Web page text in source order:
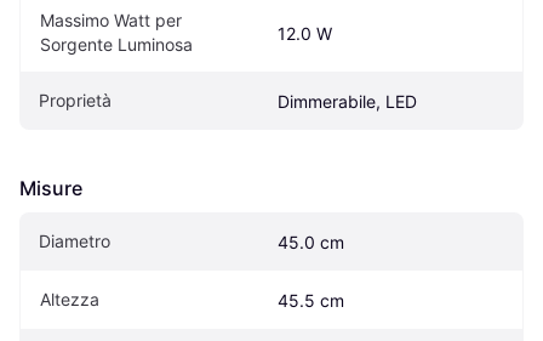
Massimo Watt per
Sorgente Luminosa
12.0 W
Proprietà Dimmerabile, LED
Misure
Diametro 45.0 cm
Altezza 45.5 cm